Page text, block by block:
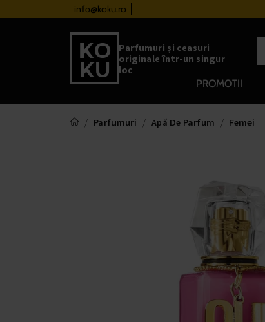
info@koku.ro
Parfumuri și ceasuri
originale într-un singur
loc
PROMOTII
Parfumuri Apă De Parfum Femei